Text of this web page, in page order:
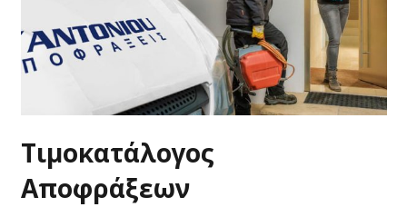
Τιμοκατάλογος
Αποφράξεων